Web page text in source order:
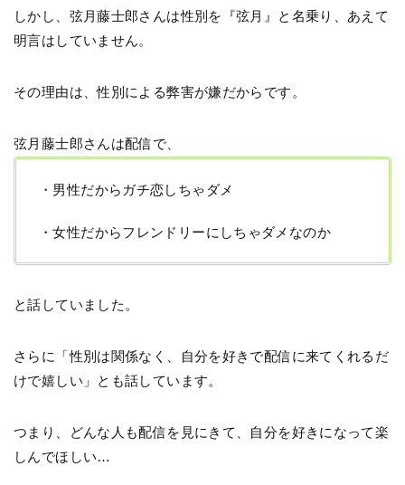
しかし、弦月藤士郎さんは性別を『弦月』と名乗り、あえて
明言はしていません。
その理由は、性別による弊害が嫌だからです。
弦月藤士郎さんは配信で、
・男性だからガチ恋しちゃダメ
・女性だからフレンドリーにしちゃダメなのか
と話していました。
さらに「性別は関係なく、自分を好きで配信に来てくれるだ
けで嬉しい」とも話しています。
つまり、どんな人も配信を見にきて、自分を好きになって楽
しんでほしい…